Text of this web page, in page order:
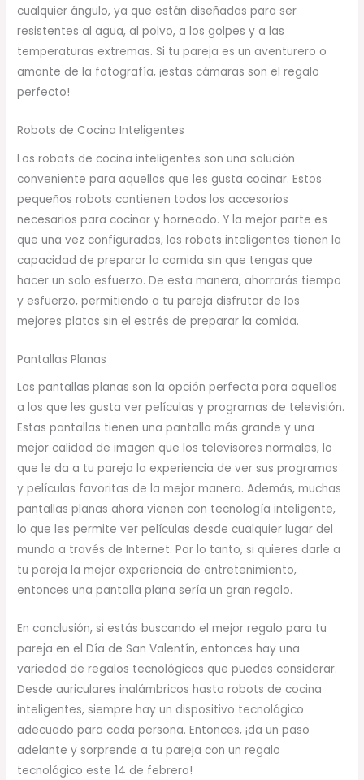
cualquier ángulo, ya que están diseñadas para ser
resistentes al agua, al polvo, a los golpes y a las
temperaturas extremas. Si tu pareja es un aventurero o
amante de la fotografía, ¡estas cámaras son el regalo
perfecto!
Robots de Cocina Inteligentes
Los robots de cocina inteligentes son una solución
conveniente para aquellos que les gusta cocinar. Estos
pequeños robots contienen todos los accesorios
necesarios para cocinar y horneado. Y la mejor parte es
que una vez configurados, los robots inteligentes tienen la
capacidad de preparar la comida sin que tengas que
hacer un solo esfuerzo. De esta manera, ahorrarás tiempo
y esfuerzo, permitiendo a tu pareja disfrutar de los
mejores platos sin el estrés de preparar la comida.
Pantallas Planas
Las pantallas planas son la opción perfecta para aquellos
a los que les gusta ver películas y programas de televisión.
Estas pantallas tienen una pantalla más grande y una
mejor calidad de imagen que los televisores normales, lo
que le da a tu pareja la experiencia de ver sus programas
y películas favoritas de la mejor manera. Además, muchas
pantallas planas ahora vienen con tecnología inteligente,
lo que les permite ver películas desde cualquier lugar del
mundo a través de Internet. Por lo tanto, si quieres darle a
tu pareja la mejor experiencia de entretenimiento,
entonces una pantalla plana sería un gran regalo.
En conclusión, si estás buscando el mejor regalo para tu
pareja en el Día de San Valentín, entonces hay una
variedad de regalos tecnológicos que puedes considerar.
Desde auriculares inalámbricos hasta robots de cocina
inteligentes, siempre hay un dispositivo tecnológico
adecuado para cada persona. Entonces, ¡da un paso
adelante y sorprende a tu pareja con un regalo
tecnológico este 14 de febrero!